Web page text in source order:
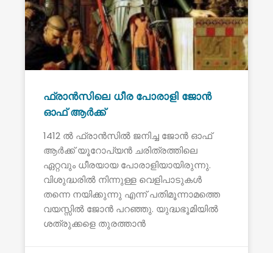
ഫ്രാൻസിലെ ധീര പോരാളി ജോൻ
ഓഫ് ആർക്ക്
1412 ൽ ഫ്രാൻസിൽ ജനിച്ച ജോൻ ഓഫ്
ആർക്ക് യൂറോപ്യൻ ചരിത്രത്തിലെ
ഏറ്റവും ധീരയായ പോരാളിയായിരുന്നു.
വിശുദ്ധരിൽ നിന്നുള്ള വെളിപാടുകൾ
തന്നെ നയിക്കുന്നു എന്ന് പതിമൂന്നാമത്തെ
വയസ്സിൽ ജോൻ പറഞ്ഞു. യുദ്ധഭൂമിയിൽ
ശത്രുക്കളെ തുരത്താൻ